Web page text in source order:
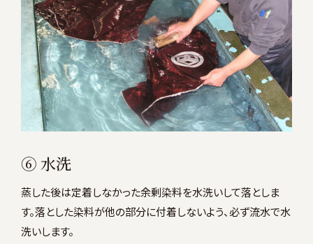
⑥ 水洗
蒸した後は定着しなかった余剰染料を水洗いして落としま
す。落とした染料が他の部分に付着しないよう、必ず流水で水
洗いします。